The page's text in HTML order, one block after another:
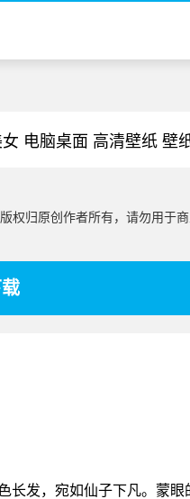
电脑桌面 高清壁纸 壁
权归原创作者所有，请勿用于
发，宛如仙子下凡。蒙